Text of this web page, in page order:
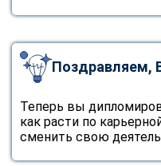
Поздравляем,
Теперь вы
как расти по
сменить свою